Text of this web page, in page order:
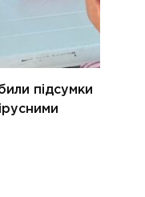
підсумки